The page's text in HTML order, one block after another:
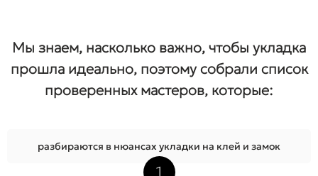
Мы знаем, насколько важно, чтобы укладка
прошла идеально, поэтому собрали список
проверенных мастеров, которые:
разбираются в нюансах укладки на клей и замок
1